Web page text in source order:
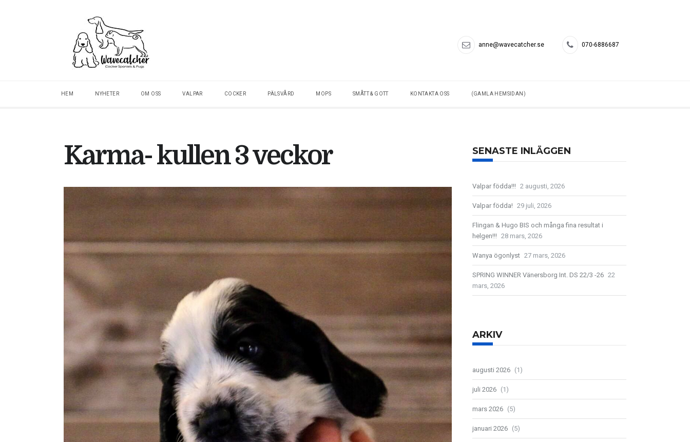
anne@wavecatcher.se 070-6886687
HEM NYHETER OM OSS VALPAR COCKER PÄLSVÅRD MOPS SMÅTT & GOTT KONTAKTA OSS (GAMLA HEMSIDAN)
Karma- kullen 3 veckor SENASTE INLÄGGEN
Valpar födda!!! 2 augusti, 2026
Valpar födda! 29 juli, 2026
Flingan & Hugo BIS och många fina resultat i
helgen!!! 28 mars, 2026
Wanya ögonlyst 27 mars, 2026
SPRING WINNER Vänersborg Int. DS 22/3 -26 22
mars, 2026
ARKIV
augusti 2026 (1)
juli 2026 (1)
mars 2026 (5)
januari 2026 (5)